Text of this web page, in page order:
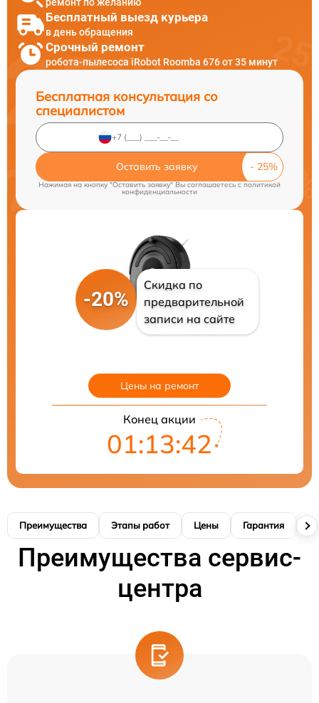
ремонт по желанию
Бесплатный выезд курьера
в день обращения
Срочный ремонт
робота-пылесоса iRobot Roomba 676 от 35 минут
Бесплатная консультация со
специалистом
Оставить заявку
Нажимая на кнопку "Оставить заявку" Вы соглашаетесь cполитикой
конфиденциальности
-20%
Скидка по
предварительной
записи на сайте
Цены на ремонт
Конец акции
01:13:41
Преимущества Этапы работ Цены Гарантия
Преимущества сервис-
центра